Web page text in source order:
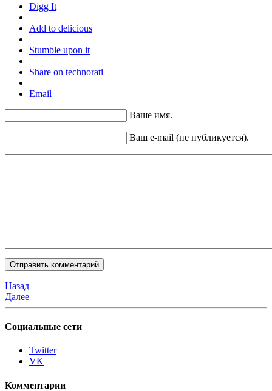
Digg It
Add to delicious
Stumble upon it
Share on technorati
Email
Ваше имя.
Ваш e-mail (не публикуется).
Назад
Далее
Социальные сети
Twitter
VK
Комментарии